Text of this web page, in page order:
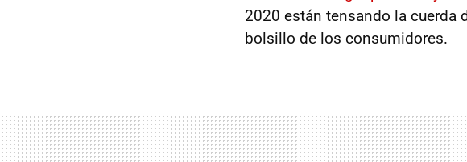
2020 están tensando la cuerda
bolsillo de los consumidores.